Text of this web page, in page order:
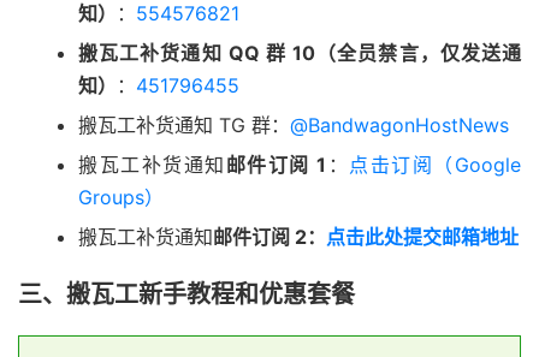
知）
： 554576821
搬瓦工补货通知 QQ 群 10（全员禁言，仅发送通
知）
： 451796455
搬瓦工补货通知 TG 群： @BandwagonHostNews
搬瓦工补货通知 邮件订阅 1 ： 点击订阅（Google
Groups）
搬瓦工补货通知邮件订阅 2： 点击此处提交邮箱地址
三、搬瓦工新手教程和优惠套餐